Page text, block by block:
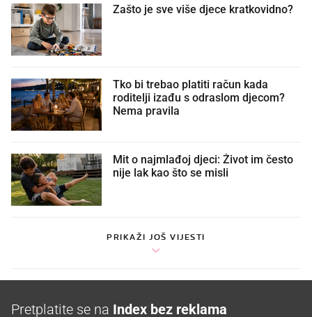
Zašto je sve više djece kratkovidno?
Tko bi trebao platiti račun kada
roditelji izađu s odraslom djecom?
Nema pravila
Mit o najmlađoj djeci: Život im često
nije lak kao što se misli
PRIKAŽI JOŠ VIJESTI
Pretplatite se na Index bez reklama